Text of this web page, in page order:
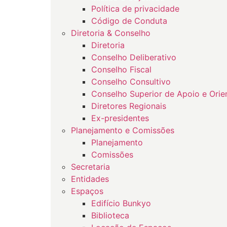
Política de privacidade
Código de Conduta
Diretoria & Conselho
Diretoria
Conselho Deliberativo
Conselho Fiscal
Conselho Consultivo
Conselho Superior de Apoio e
Diretores Regionais
Ex-presidentes
Planejamento e Comissões
Planejamento
Comissões
Secretaria
Entidades
Espaços
Edifício Bunkyo
Biblioteca